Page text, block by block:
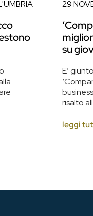
29
su
E’
risalto
leggi